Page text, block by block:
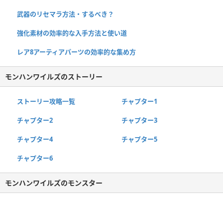
武器のリセマラ方法・するべき？
強化素材の効率的な入手方法と使い道
レア8アーティアパーツの効率的な集め方
モンハンワイルズのストーリー
ストーリー攻略一覧 チャプター1
チャプター2 チャプター3
チャプター4 チャプター5
チャプター6
モンハンワイルズのモンスター